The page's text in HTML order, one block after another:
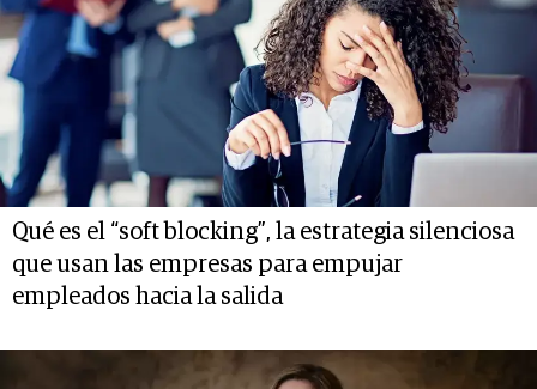
Qué es el “soft blocking”, la estrategia silenciosa
que usan las empresas para empujar
empleados hacia la salida